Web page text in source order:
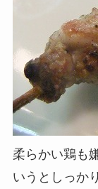
柔らかい鶏も
いうとしっか